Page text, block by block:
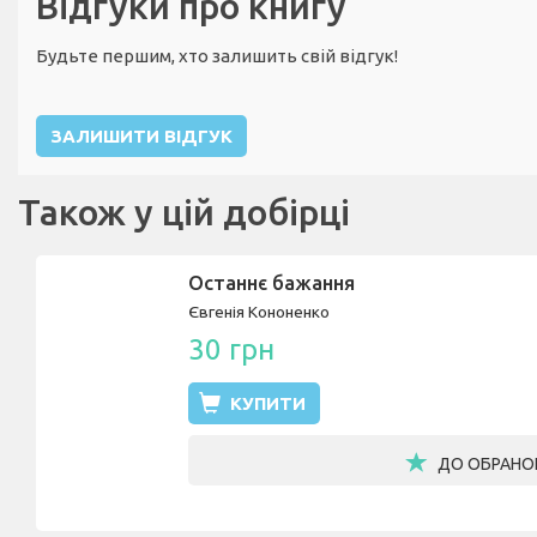
Будьте першим, хто залишить свій відгук!
ЗАЛИШИТИ ВІДГУК
Також у цій добірці
Останнє бажання
Євгенія Кононенко
30 грн
КУПИТИ
ДО